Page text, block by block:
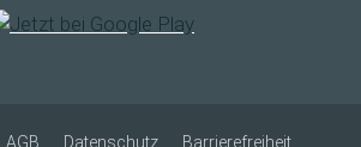
AGB Datenschutz Barrierefreiheit